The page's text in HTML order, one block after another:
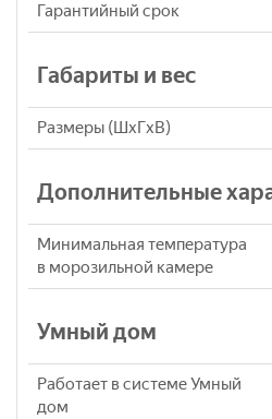
Гарантийный срок
Габариты и вес
Размеры (ШxГxВ)
Дополнительные
Минимальная температура
в морозильной камере
Умный дом
Работает в системе Умный
дом